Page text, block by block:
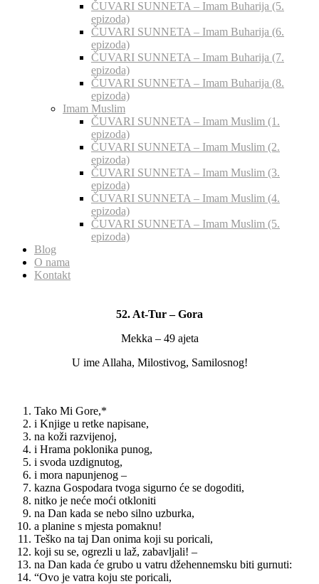
ČUVARI SUNNETA – Imam Buharija (5.
epizoda)
ČUVARI SUNNETA – Imam Buharija (6.
epizoda)
ČUVARI SUNNETA – Imam Buharija (7.
epizoda)
ČUVARI SUNNETA – Imam Buharija (8.
epizoda)
Imam Muslim
ČUVARI SUNNETA – Imam Muslim (1.
epizoda)
ČUVARI SUNNETA – Imam Muslim (2.
epizoda)
ČUVARI SUNNETA – Imam Muslim (3.
epizoda)
ČUVARI SUNNETA – Imam Muslim (4.
epizoda)
ČUVARI SUNNETA – Imam Muslim (5.
epizoda)
Blog
O nama
Kontakt
52. At-Tur – Gora
Mekka – 49 ajeta
U ime Allaha, Milostivog, Samilosnog!
Tako Mi Gore,*
i Knjige u retke napisane,
na koži razvijenoj,
i Hrama poklonika punog,
i svoda uzdignutog,
i mora napunjenog –
kazna Gospodara tvoga sigurno će se dogoditi,
nitko je neće moći otkloniti
na Dan kada se nebo silno uzburka,
a planine s mjesta pomaknu!
Teško na taj Dan onima koji su poricali,
koji su se, ogrezli u laž, zabavljali! –
na Dan kada će grubo u vatru džehennemsku biti gurnuti:
“Ovo je vatra koju ste poricali,